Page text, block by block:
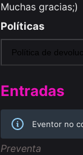
Políticas
Política de
Entradas
Eventor no
Preventa